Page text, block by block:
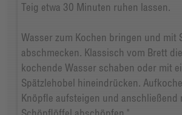
Teig etwa 30 Minuten ruhen lassen.
Wasser zum Kochen bringen und mit
abschmecken. Klassisch vom Brett
kochende Wasser schaben oder mit
Spätzlehobel hineindrücken.
Knöpfle aufsteigen und anschließend